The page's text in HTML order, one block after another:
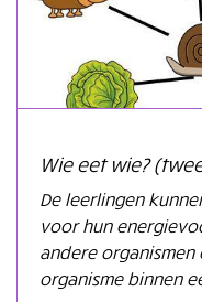
Wie eet wie?
De leerlingen
voor hun
andere organismen
organisme binnen